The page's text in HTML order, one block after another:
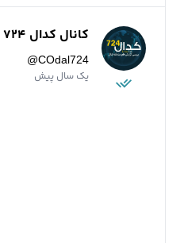
کانال کدال 724
@COdal724
یک سال پیش